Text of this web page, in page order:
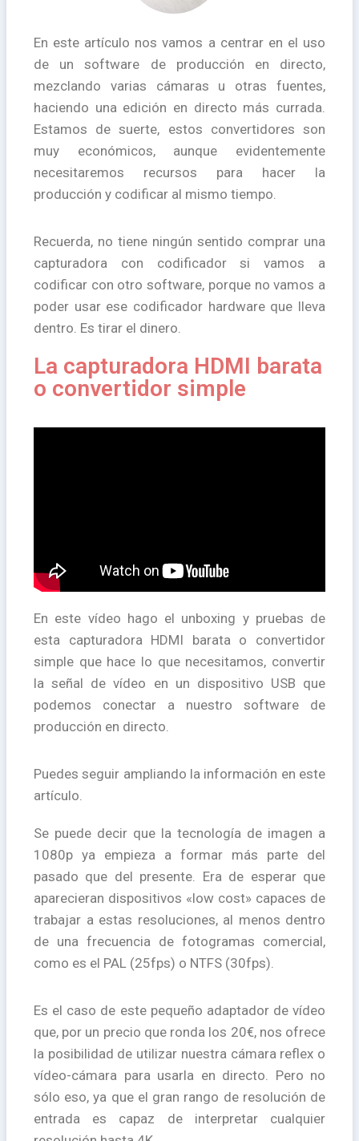
En este artículo nos vamos a centrar en el uso
de un software de producción en directo,
mezclando varias cámaras u otras fuentes,
haciendo una edición en directo más currada.
Estamos de suerte, estos convertidores son
muy económicos, aunque evidentemente
necesitaremos recursos para hacer la
producción y codificar al mismo tiempo.
Recuerda, no tiene ningún sentido comprar una
capturadora con codificador si vamos a
codificar con otro software, porque no vamos a
poder usar ese codificador hardware que lleva
dentro. Es tirar el dinero.
La capturadora HDMI barata
o convertidor simple
En este vídeo hago el unboxing y pruebas de
esta capturadora HDMI barata o convertidor
simple que hace lo que necesitamos, convertir
la señal de vídeo en un dispositivo USB que
podemos conectar a nuestro software de
producción en directo.
Puedes seguir ampliando la información en este
artículo.
Se puede decir que la tecnología de imagen a
1080p ya empieza a formar más parte del
pasado que del presente. Era de esperar que
aparecieran dispositivos «low cost» capaces de
trabajar a estas resoluciones, al menos dentro
de una frecuencia de fotogramas comercial,
como es el PAL (25fps) o NTFS (30fps).
Es el caso de este pequeño adaptador de vídeo
que, por un precio que ronda los 20€, nos ofrece
la posibilidad de utilizar nuestra cámara reflex o
vídeo-cámara para usarla en directo. Pero no
sólo eso, ya que el gran rango de resolución de
entrada es capaz de interpretar cualquier